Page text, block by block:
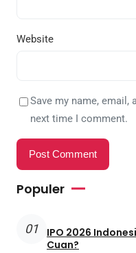
Website
Save my name,
next time I comment.
Populer
01
IPO 2026
Cuan?